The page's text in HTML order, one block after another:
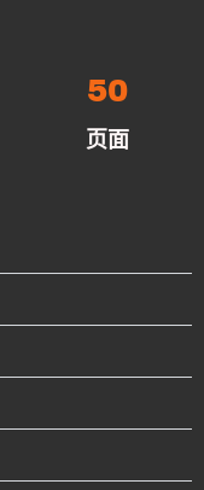
50
页面